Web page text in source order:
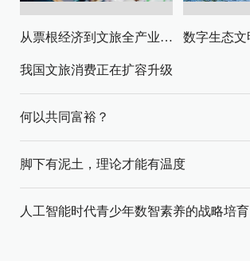
从票根经济到文旅全产业链升级
我国文旅消费正在扩容升级
何以共同富裕？
脚下有泥土，理论才能有温度
人工智能时代青少年数智素养的战略培育